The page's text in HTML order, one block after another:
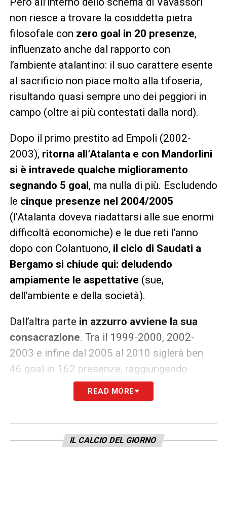
non riesce a trovare la cosiddetta pietra
filosofale con zero goal in 20 presenze,
influenzato anche dal rapporto con
l’ambiente atalantino: il suo carattere esente
al sacrificio non piace molto alla tifoseria,
risultando quasi sempre uno dei peggiori in
campo (oltre ai più contestati dalla nord).
Dopo il primo prestito ad Empoli (2002-
2003), ritorna all’Atalanta e con Mandorlini
si è intravede qualche miglioramento
segnando 5 goal, ma nulla di più. Escludendo
le cinque presenze nel 2004/2005
(l’Atalanta doveva riadattarsi alle sue enormi
difficoltà economiche) e le due reti l’anno
dopo con Colantuono, il ciclo di Saudati a
Bergamo si chiude qui: deludendo
ampiamente le aspettative (sue,
dell’ambiente e della società).
Dall’altra parte in azzurro avviene la sua
consacrazione. Tra il 1999-2000, 2002-
2003 e infine dal 2005 al 2010 siglerà ben
46 goal in 162 presenze, raggiungendo
anche la Coppa UEFA nella stagione
2006/2007 con gli azzurri:quel traguardo
lui nei primi anni 2000.
READ MORE
IL CALCIO DEL GIORNO